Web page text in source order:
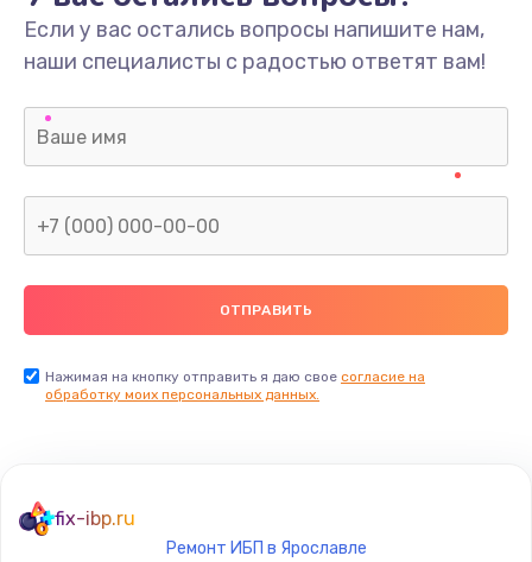
Если у вас остались вопросы напишите нам,
наши специалисты с радостью ответят вам!
Нажимая на кнопку отправить я даю свое согласие на
обработку моих персональных данных.
fix-ibp.ru
Ремонт ИБП в Ярославле